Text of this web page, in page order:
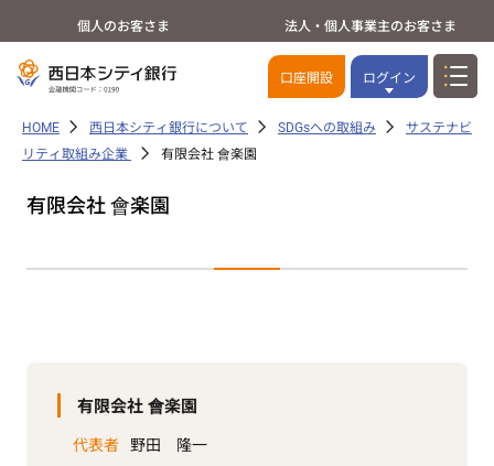
個人のお客さま 法人・個人事業主のお客さま
口座開設 ログイン
HOME 西日本シティ銀行について SDGsへの取組み
サステナビ
リティ取組み企業
有限会社 會楽園
有限会社 會楽園
有限会社 會楽園
代表者 野田 隆一